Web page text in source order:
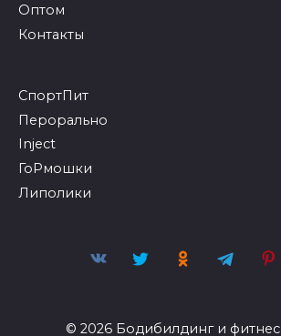
Оптом
Контакты
СпортПит
Перорально
Inject
ГоРмошки
Липолики
© 2026 Бодибилдинг и фитнес